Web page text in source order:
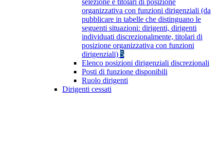
selezione e titolari di posizione
organizzativa con funzioni dirigenziali (da
pubblicare in tabelle che distinguano le
seguenti situazioni: dirigenti, dirigenti
individuati discrezionalmente, titolari di
posizione organizzativa con funzioni
dirigenziali) 5
Elenco posizioni dirigenziali discrezionali
Posti di funzione disponibili
Ruolo dirigenti
Dirigenti cessati